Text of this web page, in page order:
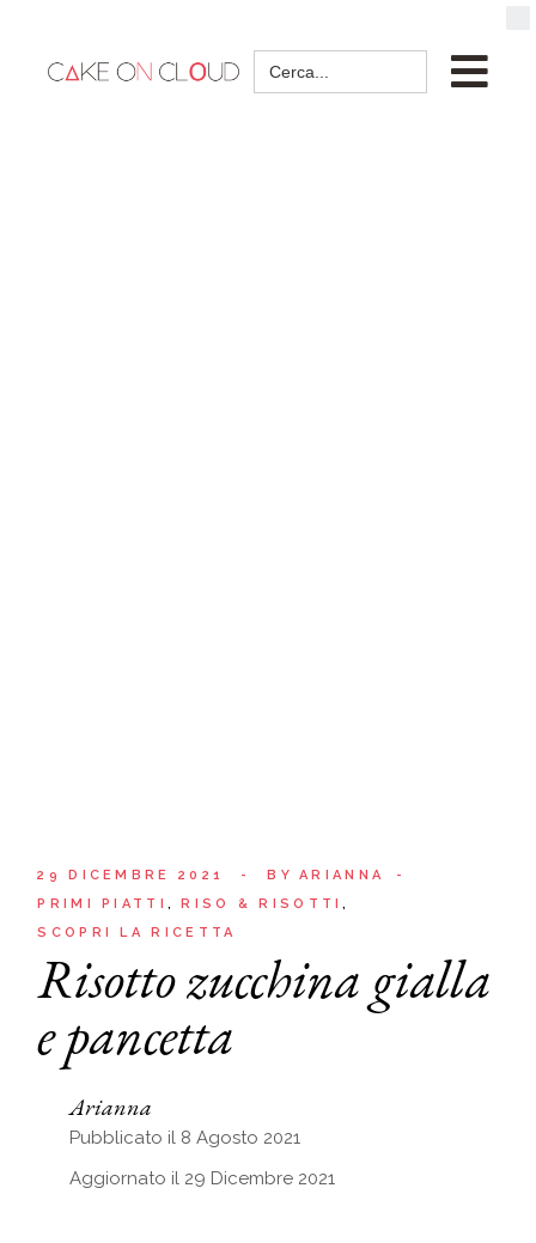
Search
for:
29 DICEMBRE 2021 BY
ARIANNA
PRIMI PIATTI
RISO & RISOTTI
SCOPRI LA RICETTA
Risotto zucchina gialla
e pancetta
Arianna
Pubblicato il 8 Agosto 2021
Aggiornato il 29 Dicembre 2021